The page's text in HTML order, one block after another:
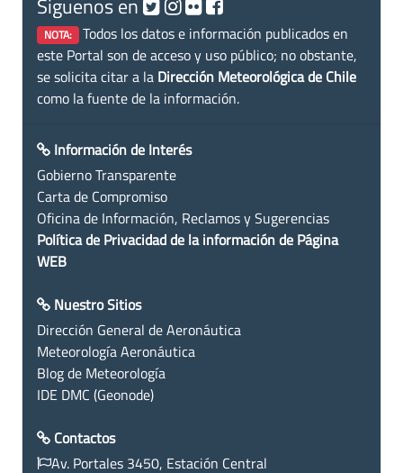
NOTA: Todos los datos e información publicados en
este Portal son de acceso y uso público; no obstante,
se solicita citar a la Dirección Meteorológica de Chile
como la fuente de la información.
Información de Interés
Gobierno Transparente
Carta de Compromiso
Oficina de Información, Reclamos y Sugerencias
Política de Privacidad de la información de Página
WEB
Nuestro Sitios
Dirección General de Aeronáutica
Meteorología Aeronáutica
Blog de Meteorología
IDE DMC (Geonode)
Contactos
Av. Portales 3450, Estación Central